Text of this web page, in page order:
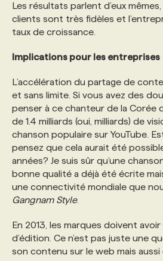
Les résultats parlent d’eux
clients sont très fidèles et
taux de croissance.
Implications pour les entreprises
L’accélération du partage de
et sans limite. Si vous avez des
penser à ce chanteur de la Corée
de 1.4 milliards (oui, milliards) de
chanson populaire sur YouTube.
pensez que cela aurait été
années? Je suis sûr qu’une
bonne qualité a déjà été écrite
une connectivité mondiale que
Gangnam Style.
En 2013, les marques doivent
d’édition. Ce n’est pas juste une
son contenu sur le web mais aussi